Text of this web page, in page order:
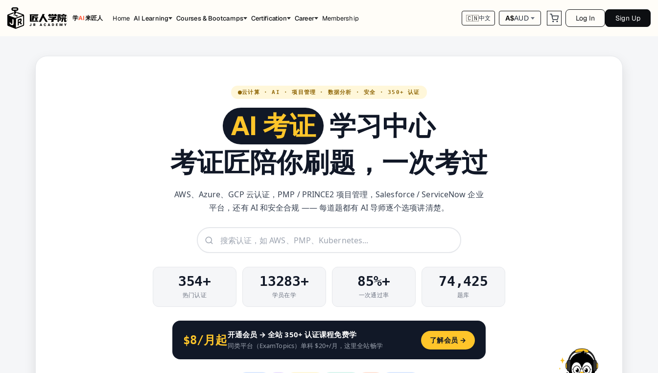
学AI来匠人 Home AI Learning Courses & Bootcamps Certification Career Membership 🇨🇳中文 A$AUD Log In Sign Up
云计算 · AI · 项目管理 · 数据分析 · 安全 · 350+ 认证
AI 考证 学习中心
考证匠陪你刷题，一次考过
AWS、Azure、GCP 云认证，PMP / PRINCE2 项目管理，Salesforce / ServiceNow 企业
平台，还有 AI 和安全合规 —— 每道题都有 AI 导师逐个选项讲清楚。
354+
热门认证
13283+
学员在学
85%+
一次通过率
74,425
题库
$8/月起开通会员 → 全站 350+ 认证课程免费学
同类平台（ExamTopics）单科 $20+/月，这里全站畅学
了解会员 →